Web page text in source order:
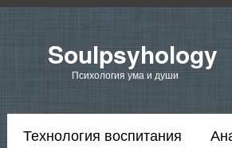
Soulpsyhology
Психология ума и души
Технология воспитания